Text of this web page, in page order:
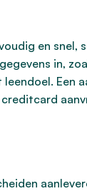
en snel,
in,
Een